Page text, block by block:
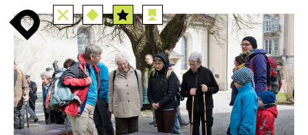
enroute enroute ALLE station STATIONEN route ROUTEN
event EVENTS agenda FILTER enroute INFO
close route angebote anreise